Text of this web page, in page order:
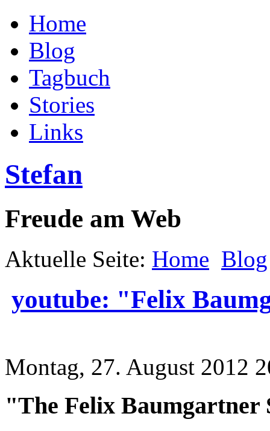
Home
Blog
Tagbuch
Stories
Links
Stefan
Freude am Web
Aktuelle Seite: Home Blog
youtube: "Felix
Montag, 27. August 2012
"The Felix Baumgartner